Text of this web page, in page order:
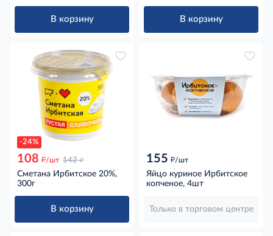
В корзину В корзину
-24%
108 д/шт 142 д
Сметана Ирбитское 20%,
300г
В корзину
155 д/шт
Яйцо куриное Ирбитское
копченое, 4шт
Только в торговом центре